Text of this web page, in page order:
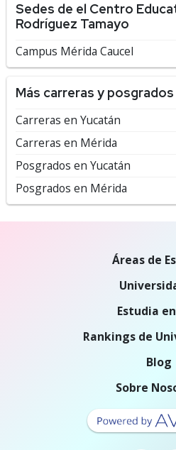
Sedes de el Centro
Rodríguez Tamayo
Campus Mérida Caucel
Más carreras y posgrados
Carreras en Yucatán
Carreras en Mérida
Posgrados en Yucatán
Posgrados en Mérida
Áreas de
Estudia
Rankings de
Blog
Sobre